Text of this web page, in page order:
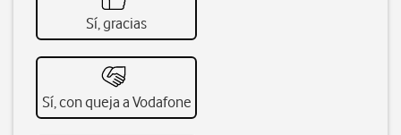
Sí, gracias
Sí, con queja a Vodafone